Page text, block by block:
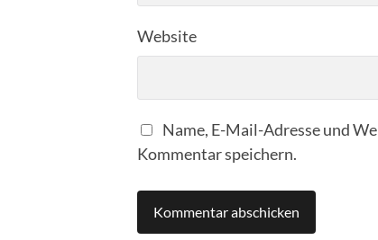
Website
Name, E-Mail-Adresse und
Kommentar speichern.